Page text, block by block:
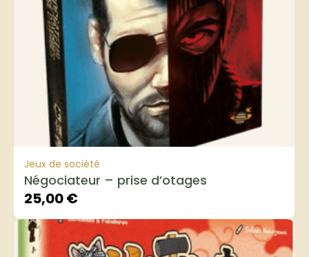
Jeux de société
Négociateur – prise d’otages
25,00€